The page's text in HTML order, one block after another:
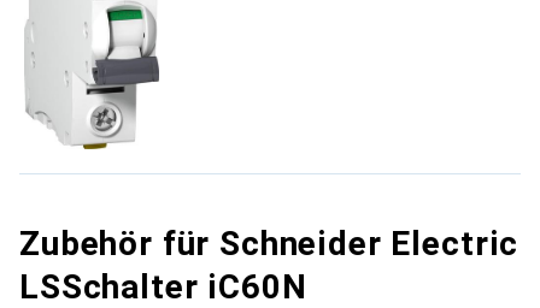
Zubehör für Schneider Electric
LSSchalter iC60N